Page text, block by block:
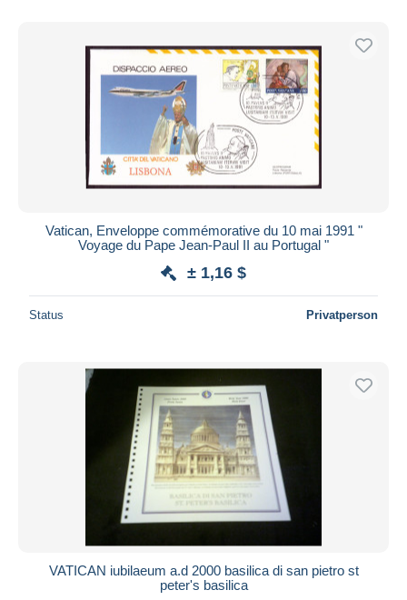
Zahlungsmethoden
PayPal
Banküberweisung
Mastercard
Maestro
Gesamte Auswahl aufheben
Wohnsitz des Verkäufers
Übernehmen
Vatican, Enveloppe commémorative du 10 mai 1991 "
Voyage du Pape Jean-Paul II au Portugal "
± 1,16 $
Status Privatperson
VATICAN iubilaeum a.d 2000 basilica di san pietro st
peter's basilica